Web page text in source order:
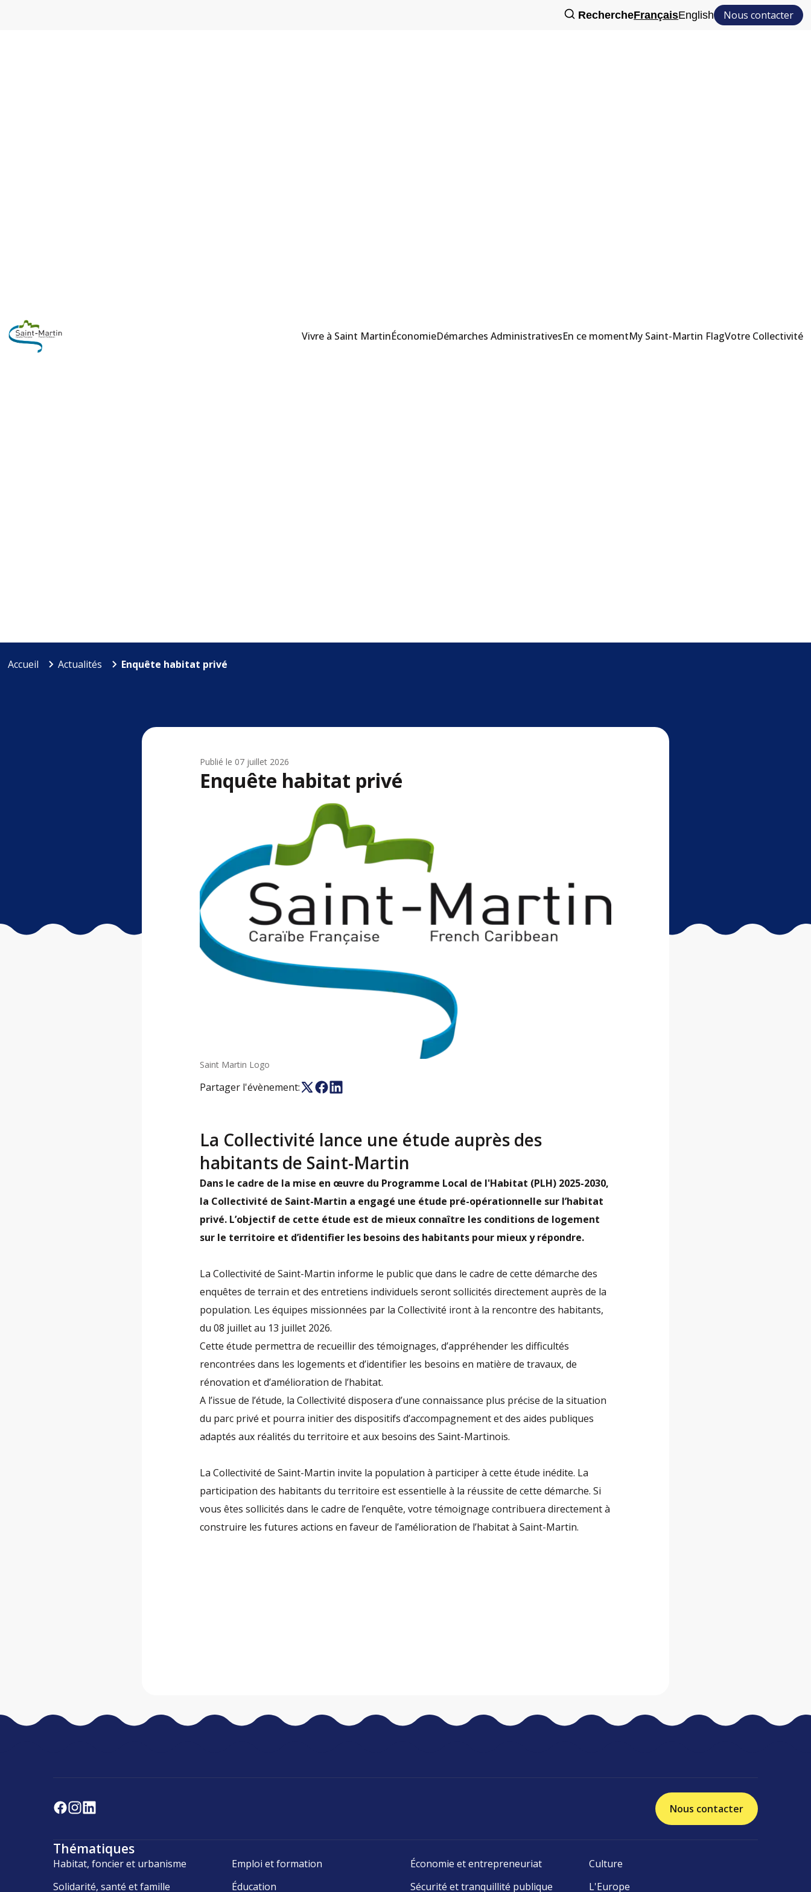
RechercheFrançaisEnglish Nous contacter
Vivre à Saint MartinÉconomieDémarches AdministrativesEn ce momentMy Saint-Martin FlagVotre Collectivité
Accueil Actualités Enquête habitat privé
Publié le 07 juillet 2026
Enquête habitat privé
Saint Martin Logo
Partager l'évènement:
La Collectivité lance une étude auprès des
habitants de Saint-Martin
Dans le cadre de la mise en œuvre du Programme Local de l'Habitat (PLH) 2025-2030,
la Collectivité de Saint-Martin a engagé une étude pré-opérationnelle sur l’habitat
privé. L’objectif de cette étude est de mieux connaître les conditions de logement
sur le territoire et d’identifier les besoins des habitants pour mieux y répondre.
La Collectivité de Saint-Martin informe le public que dans le cadre de cette démarche des
enquêtes de terrain et des entretiens individuels seront sollicités directement auprès de la
population. Les équipes missionnées par la Collectivité iront à la rencontre des habitants,
du 08 juillet au 13 juillet 2026.
Cette étude permettra de recueillir des témoignages, d’appréhender les difficultés
rencontrées dans les logements et d’identifier les besoins en matière de travaux, de
rénovation et d’amélioration de l’habitat.
A l’issue de l’étude, la Collectivité disposera d’une connaissance plus précise de la situation
du parc privé et pourra initier des dispositifs d’accompagnement et des aides publiques
adaptés aux réalités du territoire et aux besoins des Saint-Martinois.
La Collectivité de Saint-Martin invite la population à participer à cette étude inédite. La
participation des habitants du territoire est essentielle à la réussite de cette démarche. Si
vous êtes sollicités dans le cadre de l’enquête, votre témoignage contribuera directement à
construire les futures actions en faveur de l’amélioration de l’habitat à Saint-Martin.
Nous contacter
Thématiques
Habitat, foncier et urbanisme Emploi et formation Économie et entrepreneuriat
Culture
Solidarité, santé et famille
Éducation Sécurité et tranquillité publique L'Europe